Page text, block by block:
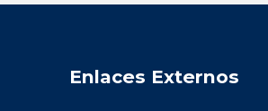
Enlaces Externos